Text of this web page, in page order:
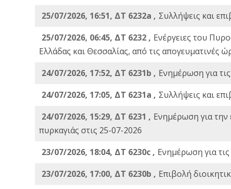
25/07/2026, 16:51, ΔΤ 6232a , Συλλήψεις και
25/07/2026, 06:45, ΔΤ 6232 , Ενέργειες του
Ελλάδας και Θεσσαλίας, από τις απογευματινές
24/07/2026, 17:52, ΔΤ 6231b , Ενημέρωση για
24/07/2026, 17:05, ΔΤ 6231a , Συλλήψεις και
24/07/2026, 15:29, ΔΤ 6231 , Ενημέρωση για
πυρκαγιάς στις 25-07-2026
23/07/2026, 18:04, ΔΤ 6230c , Ενημέρωση για
23/07/2026, 17:00, ΔΤ 6230b , Επιβολή